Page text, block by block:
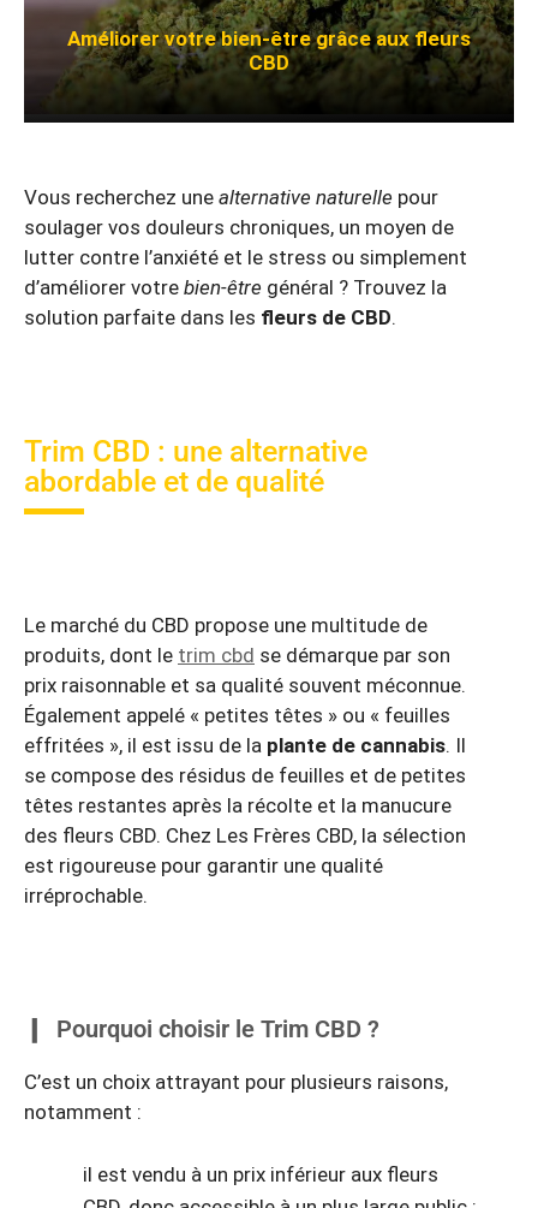
Améliorer votre bien-être grâce aux fleurs
CBD
Vous recherchez une alternative naturelle pour
soulager vos douleurs chroniques, un moyen de
lutter contre l’anxiété et le stress ou simplement
d’améliorer votre bien-être général ? Trouvez la
solution parfaite dans les fleurs de CBD.
Trim CBD : une alternative
abordable et de qualité
Le marché du CBD propose une multitude de
produits, dont le trim cbd se démarque par son
prix raisonnable et sa qualité souvent méconnue.
Également appelé « petites têtes » ou « feuilles
effritées », il est issu de la plante de cannabis. Il
se compose des résidus de feuilles et de petites
têtes restantes après la récolte et la manucure
des fleurs CBD. Chez Les Frères CBD, la sélection
est rigoureuse pour garantir une qualité
irréprochable.
Pourquoi choisir le Trim CBD ?
C’est un choix attrayant pour plusieurs raisons,
notamment :
il est vendu à un prix inférieur aux fleurs